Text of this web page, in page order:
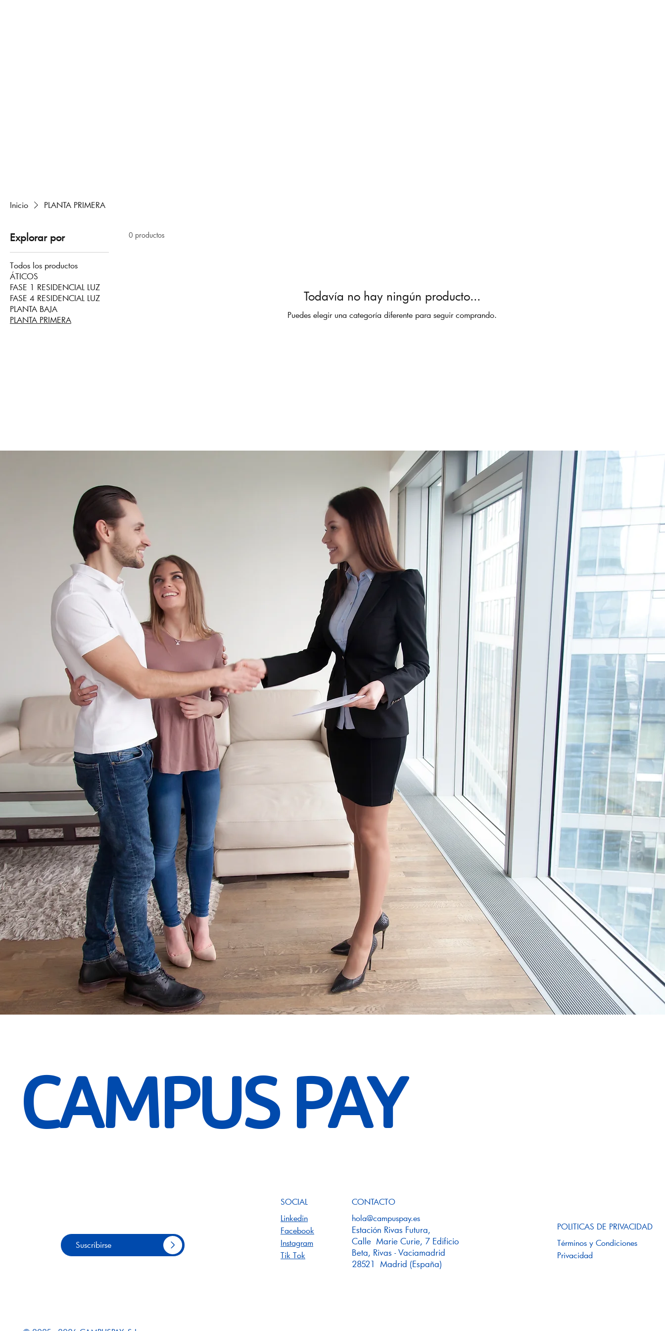
Inicio PLANTA PRIMERA
Explorar por
Todos los productos
ÁTICOS
FASE 1 RESIDENCIAL LUZ
FASE 4 RESIDENCIAL LUZ
PLANTA BAJA
PLANTA PRIMERA
0 productos
Todavía no hay ningún producto...
Puedes elegir una categoría diferente para seguir comprando.
CAMPUS PAY
Suscribirse
SOCIAL
Linkedin
Facebook
Instagram
Tik Tok
CONTACTO
hola@campuspay.es
Estación Rivas Futura,
Calle Marie Curie, 7 Edificio
Beta, Rivas - Vaciamadrid
28521 Madrid (España)
POLITICAS DE PRIVACIDAD
Términos y Condiciones
Privacidad